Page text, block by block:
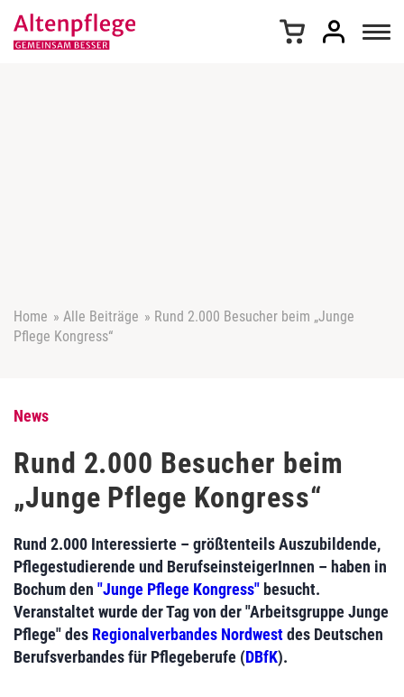
Home » Alle Beiträge » Rund 2.000 Besucher beim „Junge
Pflege Kongress“
News
Rund 2.000 Besucher beim
„Junge Pflege Kongress“
Rund 2.000 Interessierte – größtenteils Auszubildende,
Pflegestudierende und BerufseinsteigerInnen – haben in
Bochum den "Junge Pflege Kongress" besucht.
Veranstaltet wurde der Tag von der "Arbeitsgruppe Junge
Pflege" des Regionalverbandes Nordwestdes Deutschen
Berufsverbandes für Pflegeberufe (DBfK).